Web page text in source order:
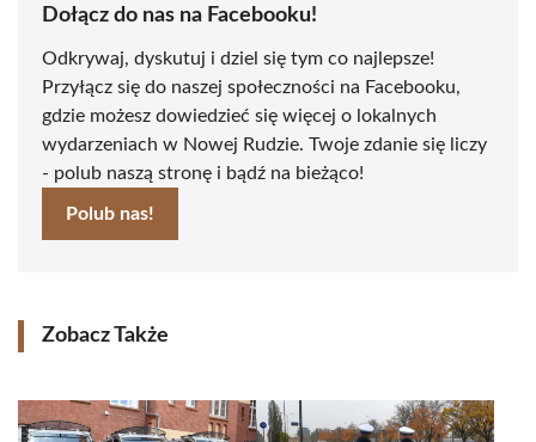
Dołącz do nas na Facebooku!
Odkrywaj, dyskutuj i dziel się tym co najlepsze!
Przyłącz się do naszej społeczności na Facebooku,
gdzie możesz dowiedzieć się więcej o lokalnych
wydarzeniach w Nowej Rudzie. Twoje zdanie się liczy
- polub naszą stronę i bądź na bieżąco!
Polub nas!
Zobacz Także